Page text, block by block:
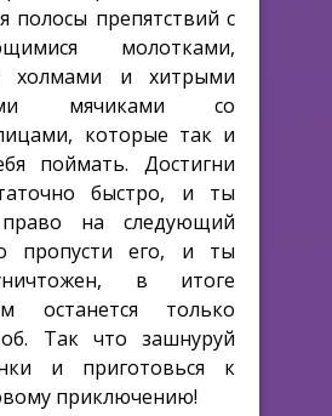
полосы препятствий с
молотками,
холмами и хитрыми
мячиками со
которые так и
поймать. Достигни
быстро, и ты
на следующий
пропусти его, и ты
в итоге
останется только
Так что зашнуруй
и приготовься к
приключению!